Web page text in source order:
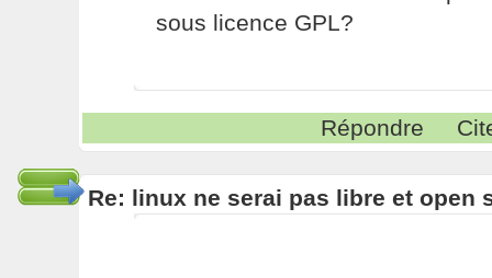
sous licence GPL?
Répondre
Re: linux ne serai pas libre et open